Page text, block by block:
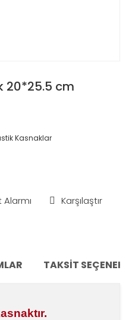
20*25.5 cm
Kasnaklar
Alarmı Karşılaştır
TAKSIT